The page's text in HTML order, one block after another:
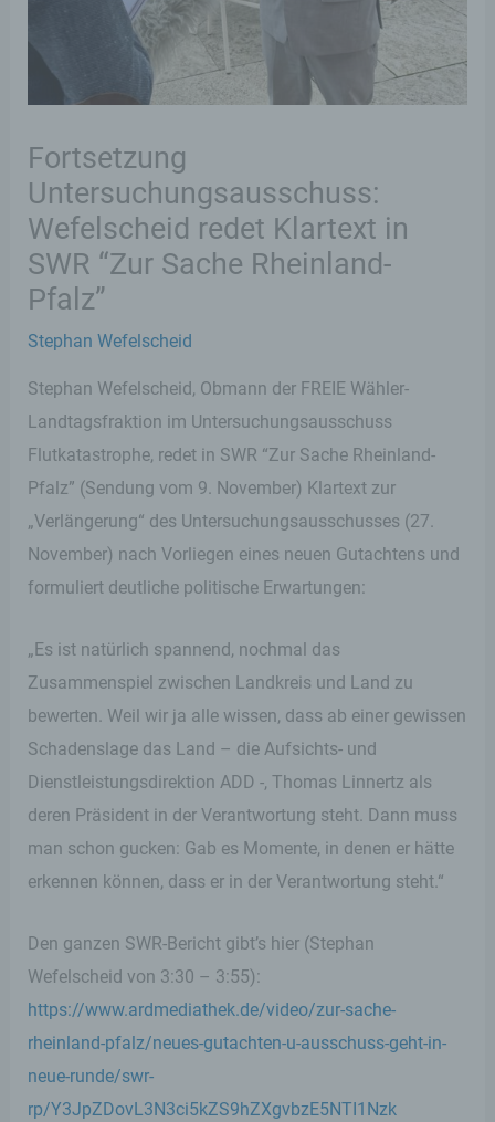
Fortsetzung
Untersuchungsausschuss:
Wefelscheid redet Klartext in
SWR “Zur Sache Rheinland-
Pfalz”
Stephan Wefelscheid
Stephan Wefelscheid, Obmann der FREIE Wähler-
Landtagsfraktion im Untersuchungsausschuss
Flutkatastrophe, redet in SWR “Zur Sache Rheinland-
Pfalz” (Sendung vom 9. November) Klartext zur
„Verlängerung“ des Untersuchungsausschusses (27.
November) nach Vorliegen eines neuen Gutachtens und
formuliert deutliche politische Erwartungen:
„Es ist natürlich spannend, nochmal das
Zusammenspiel zwischen Landkreis und Land zu
bewerten. Weil wir ja alle wissen, dass ab einer gewissen
Schadenslage das Land – die Aufsichts- und
Dienstleistungsdirektion ADD -, Thomas Linnertz als
deren Präsident in der Verantwortung steht. Dann muss
man schon gucken: Gab es Momente, in denen er hätte
erkennen können, dass er in der Verantwortung steht.“
Den ganzen SWR-Bericht gibt’s hier (Stephan
Wefelscheid von 3:30 – 3:55):
https://www.ardmediathek.de/video/zur-sache-
rheinland-pfalz/neues-gutachten-u-ausschuss-geht-in-
neue-runde/swr-
rp/Y3JpZDovL3N3ci5kZS9hZXgvbzE5NTI1Nzk